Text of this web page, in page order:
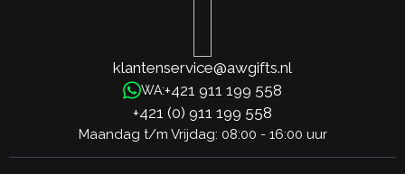
klantenservice@awgifts.nl
WA:+421 911 199 558
+421 (0) 911 199 558
Maandag t/m Vrijdag: 08:00 - 16:00 uur